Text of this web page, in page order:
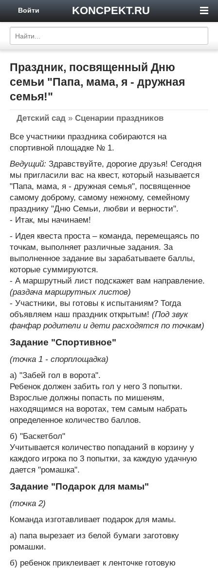
KONCPEKT.RU
Войти
Праздник, посвященный Дню
семьи "Папа, мама, я - дружная
семья!"
Детский сад » Сценарии праздников
Все участники праздника собираются на
спортивной площадке № 1.
Ведущий: Здравствуйте, дорогие друзья! Сегодня
мы пригласили вас на квест, который называется
"Папа, мама, я - дружная семья", посвященное
самому доброму, самому нежному, семейному
празднику "Дню Семьи, любви и верности".
- Итак, мы начинаем!
- Идея квеста проста – команда, перемещаясь по
точкам, выполняет различные задания. За
выполненное задание вы зарабатываете баллы,
которые суммируются.
- А маршрутный лист подскажет вам направление.
(раздача маршрутных листов)
- Участники, вы готовы к испытаниям? Тогда
объявляем наш праздник открытым! (Под звук
фанфар родители и дети расходятся по точкам)
Задание "Спортивное"
(точка 1 - спорплощадка)
а) "Забей гол в ворота".
Ребенок должен забить гол у него 3 попытки.
Взрослые должны попасть по мишеням,
находящимся на воротах, тем самым набрать
определенное количество баллов.
б) "Баскетбол"
Учитывается количество попаданий в корзину у
каждого игрока по 3 попытки, за каждую удачную
дается "ромашка".
Задание "Подарок для мамы"
(точка 2)
Команда изготавливает подарок для мамы.
а) папа вырезает из белой бумаги заготовку
ромашки.
б) ребенок приклеивает к ленточке готовую